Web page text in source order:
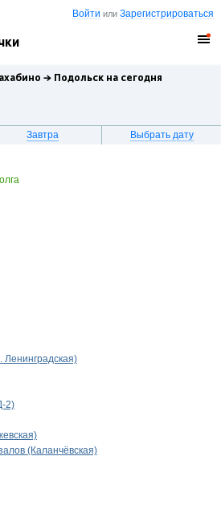
Войти илиЗарегистрироваться
→ Подольск на сегодня
Завтра Выбрать дату
2)
(Каланчёвская)